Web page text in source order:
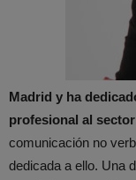
Madrid y ha
profesional al
comunicación no
dedicada a ello. Una